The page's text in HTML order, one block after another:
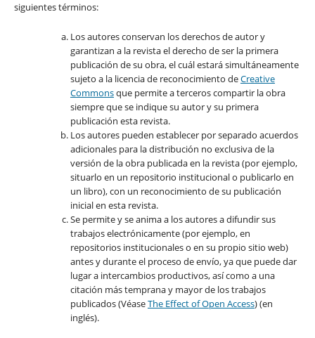
siguientes términos:
Los autores conservan los derechos de autor y
garantizan a la revista el derecho de ser la primera
publicación de su obra, el cuál estará simultáneamente
sujeto a la licencia de reconocimiento deCreative
Commonsque permite a terceros compartir la obra
siempre que se indique su autor y su primera
publicación esta revista.
Los autores pueden establecer por separado acuerdos
adicionales para la distribución no exclusiva de la
versión de la obra publicada en la revista (por ejemplo,
situarlo en un repositorio institucional o publicarlo en
un libro), con un reconocimiento de su publicación
inicial en esta revista.
Se permite y se anima a los autores a difundir sus
trabajos electrónicamente (por ejemplo, en
repositorios institucionales o en su propio sitio web)
antes y durante el proceso de envío, ya que puede dar
lugar a intercambios productivos, así como a una
citación más temprana y mayor de los trabajos
publicados (VéaseThe Effect of Open Access) (en
inglés).